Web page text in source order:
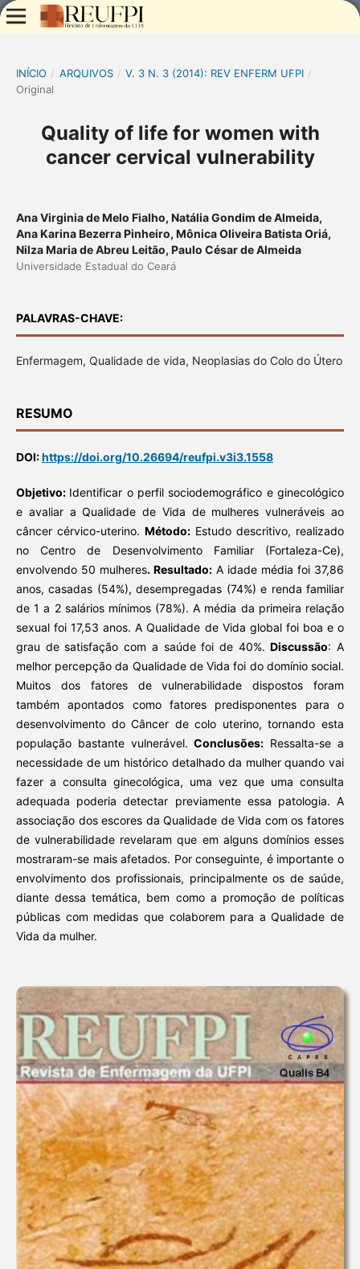
INÍCIO / ARQUIVOS / V. 3 N. 3 (2014): REV ENFERM UFPI /
Original
Quality of life for women with
cancer cervical vulnerability
Ana Virginia de Melo Fialho, Natália Gondim de Almeida,
Ana Karina Bezerra Pinheiro, Mônica Oliveira Batista Oriá,
Nilza Maria de Abreu Leitão, Paulo César de Almeida
Universidade Estadual do Ceará
PALAVRAS-CHAVE:
Enfermagem, Qualidade de vida, Neoplasias do Colo do Útero
RESUMO
DOI:https://doi.org/10.26694/reufpi.v3i3.1558
Objetivo: Identificar o perfil sociodemográfico e ginecológico
e avaliar a Qualidade de Vida de mulheres vulneráveis ao
câncer cérvico-uterino. Método: Estudo descritivo, realizado
no Centro de Desenvolvimento Familiar (Fortaleza-Ce),
envolvendo 50 mulheres. Resultado: A idade média foi 37,86
anos, casadas (54%), desempregadas (74%) e renda familiar
de 1 a 2 salários mínimos (78%). A média da primeira relação
sexual foi 17,53 anos. A Qualidade de Vida global foi boa e o
grau de satisfação com a saúde foi de 40%.Discussão: A
melhor percepção da Qualidade de Vida foi do domínio social.
Muitos dos fatores de vulnerabilidade dispostos foram
também apontados como fatores predisponentes para o
desenvolvimento do Câncer de colo uterino, tornando esta
população bastante vulnerável.Conclusões: Ressalta-se a
necessidade de um histórico detalhado da mulher quando vai
fazer a consulta ginecológica, uma vez que uma consulta
adequada poderia detectar previamente essa patologia. A
associação dos escores da Qualidade de Vida com os fatores
de vulnerabilidade revelaram que em alguns domínios esses
mostraram-se mais afetados. Por conseguinte, é importante o
envolvimento dos profissionais, principalmente os de saúde,
diante dessa temática, bem como a promoção de políticas
públicas com medidas que colaborem para a Qualidade de
Vida da mulher.